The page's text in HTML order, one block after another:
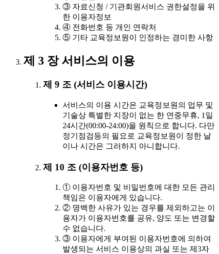
③ 자료신청 / 기관회원서비스 권한설정을 위
한 이용자정보
④ 전화번호 등 개인 연락처
⑤ 기타 교육정보원이 인정하는 경미한 사항
제 3 장 서비스의 이용
제 9 조 (서비스 이용시간)
서비스의 이용 시간은 교육정보원의 업무 및
기술상 특별한 지장이 없는 한 연중무휴, 1일
24시간(00:00-24:00)을 원칙으로 합니다. 다만
정기점검등의 필요로 교육정보원이 정한 날
이나 시간은 그러하지 아니합니다.
제 10 조 (이용자번호 등)
① 이용자번호 및 비밀번호에 대한 모든 관리
책임은 이용자에게 있습니다.
② 명백한 사유가 있는 경우를 제외하고는 이
용자가 이용자번호를 공유, 양도 또는 변경할
수 없습니다.
③ 이용자에게 부여된 이용자번호에 의하여
발생되는 서비스 이용상의 과실 또는 제3자